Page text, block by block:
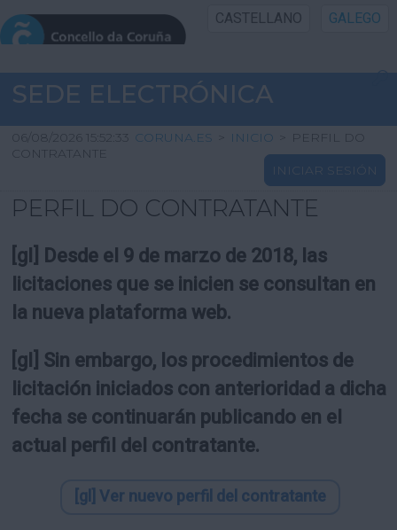
CASTELLANO GALEGO
INICIO SEDE
INICIO
INFORMACIÓN PÚBLICA
UTILIDADES
SEDE ELECTRÓNICA
06/08/2026 15:52:33 CORUNA.ES > INICIO > PERFIL DO
CONTRATANTE
INICIAR SESIÓN
PERFIL DO CONTRATANTE
[gl] Desde el 9 de marzo de 2018, las
licitaciones que se inicien se consultan en
la nueva plataforma web.
[gl] Sin embargo, los procedimientos de
licitación iniciados con anterioridad a dicha
fecha se continuarán publicando en el
actual perfil del contratante.
[gl] Ver nuevo perfil del contratante